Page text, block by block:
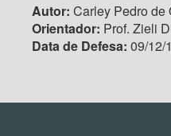
Autor: Carley Pedro de
Orientador: Prof. Zieli
Data de Defesa: 09/12/